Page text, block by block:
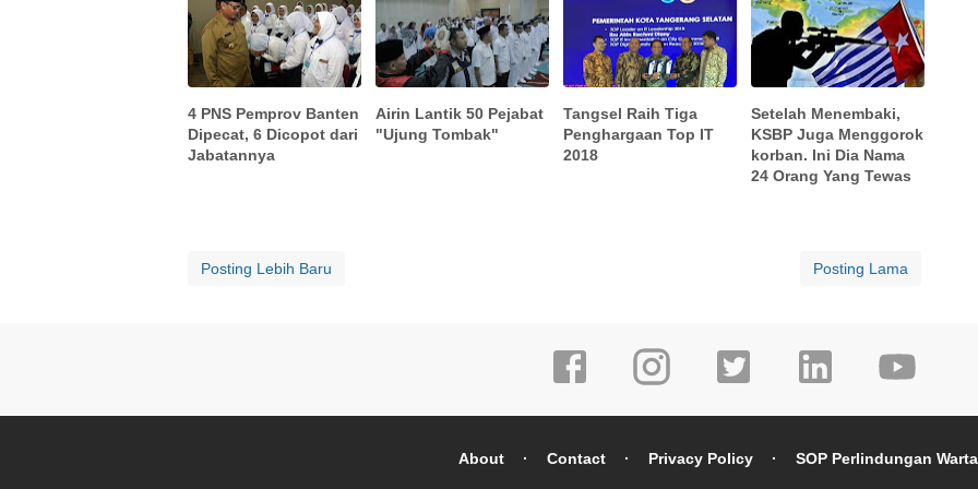
4 PNS Pemprov Banten
Dipecat, 6 Dicopot dari
Jabatannya
Airin Lantik 50 Pejabat
"Ujung Tombak"
Tangsel Raih Tiga
Penghargaan Top IT
2018
Setelah Menembaki,
KSBP Juga Menggorok
korban. Ini Dia Nama
24 Orang Yang Tewas
Posting Lebih Baru Posting Lama
About Contact Privacy Policy SOP Perlindungan